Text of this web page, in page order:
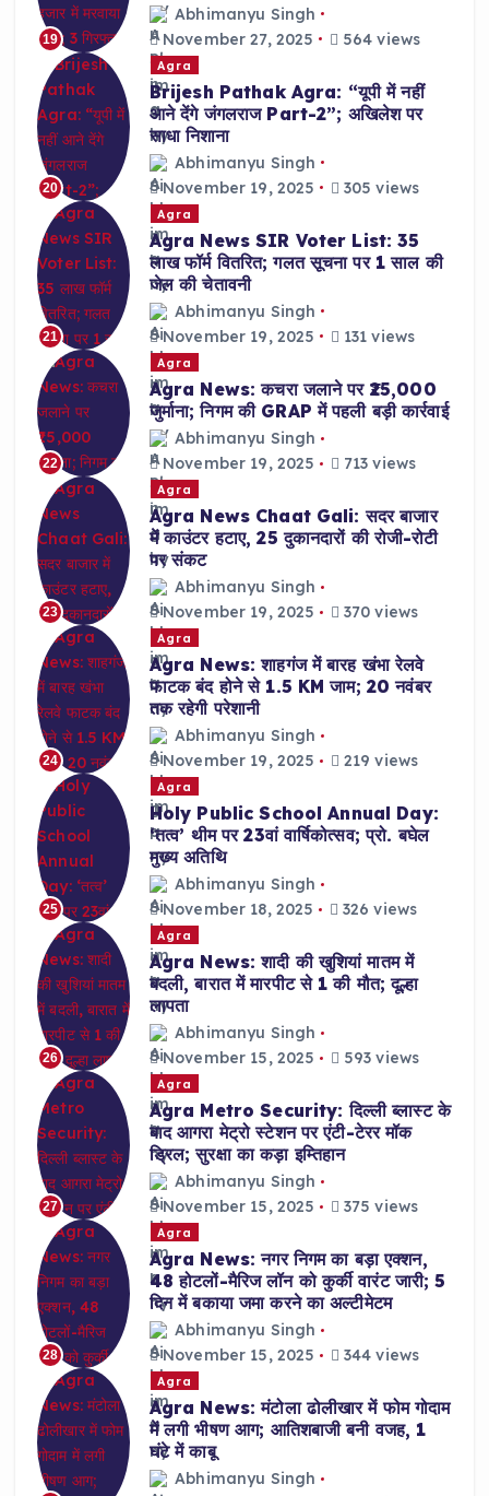
19
Abhimanyu Singh
November 27, 2025
564 views
20
Agra
Brijesh Pathak Agra: “यूपी में नहीं
आने देंगे जंगलराज Part-2”; अखिलेश पर
साधा निशाना
Abhimanyu Singh
November 19, 2025
305 views
21
Agra
Agra News SIR Voter List: 35
लाख फॉर्म वितरित; गलत सूचना पर 1 साल की
जेल की चेतावनी
Abhimanyu Singh
November 19, 2025
131 views
22
Agra
Agra News: कचरा जलाने पर ₹25,000
जुर्माना; निगम की GRAP में पहली बड़ी कार्रवाई
Abhimanyu Singh
November 19, 2025
713 views
23
Agra
Agra News Chaat Gali: सदर बाजार
में काउंटर हटाए, 25 दुकानदारों की रोजी-रोटी
पर संकट
Abhimanyu Singh
November 19, 2025
370 views
24
Agra
Agra News: शाहगंज में बारह खंभा रेलवे
फाटक बंद होने से 1.5 KM जाम; 20 नवंबर
तक रहेगी परेशानी
Abhimanyu Singh
November 19, 2025
219 views
25
Agra
Holy Public School Annual Day:
‘तत्व’ थीम पर 23वां वार्षिकोत्सव; प्रो. बघेल
मुख्य अतिथि
Abhimanyu Singh
November 18, 2025
326 views
26
Agra
Agra News: शादी की खुशियां मातम में
बदली, बारात में मारपीट से 1 की मौत; दूल्हा
लापता
Abhimanyu Singh
November 15, 2025
593 views
27
Agra
Agra Metro Security: दिल्ली ब्लास्ट के
बाद आगरा मेट्रो स्टेशन पर एंटी-टेरर मॉक
ड्रिल; सुरक्षा का कड़ा इम्तिहान
Abhimanyu Singh
November 15, 2025
375 views
28
Agra
Agra News: नगर निगम का बड़ा एक्शन,
48 होटलों-मैरिज लॉन को कुर्की वारंट जारी; 5
दिन में बकाया जमा करने का अल्टीमेटम
Abhimanyu Singh
November 15, 2025
344 views
Agra
Agra News: मंटोला ढोलीखार में फोम गोदाम
में लगी भीषण आग; आतिशबाजी बनी वजह, 1
घंटे में काबू
Abhimanyu Singh